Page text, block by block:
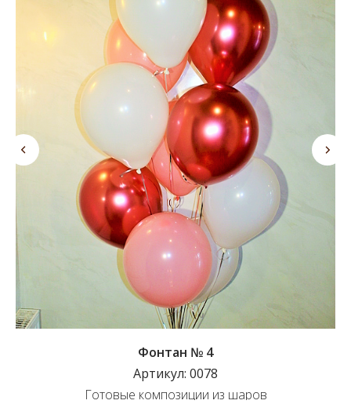
Фонтан № 4
Артикул: 0078
Готовые композиции из шаров